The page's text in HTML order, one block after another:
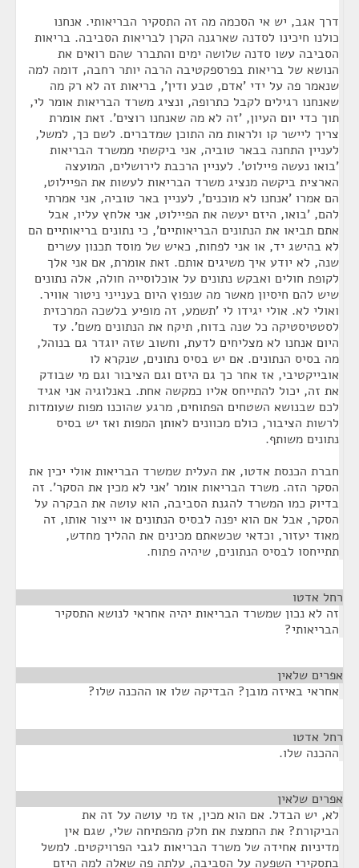
דרך אגב, יש אי הסכמה מה זה התסקיר הבריאותי. אנחנו
כולנו חיכינו לסדנה שארגנה הקרן לבריאות הסביבה. בריאות
הסביבה עשו סדנה שלושה ימים והתברר שהם רואים את
הנושא של בריאות בפרספקטיבה הרבה יותר רחבה, דומה למה
שנאמר פה על ידי 'אדם, טבע ודין', בריאות זה לא רק מה
שאנחנו רגילים לקבל כתרופה, ונציג משרד הבריאות אומר לי,
תוך כדי יום העיון, 'זה לא מה שאנחנו רוצים'. זאת אומרת
צריך ליישר קו ולראות מה התוכן שמדברים. לשם כך, למשל,
לעניין התחנה בבאר טוביה, אני ביקשתי ממשרד הבריאות
'בואו נעשה פיילוט'. לעניין הרכבת לירושלים, המועצה
הארצית ביקשה מנציג משרד הבריאות לעשות את הפיילוט,
הם אמרו 'אנחנו לא מוכנים', לעניין באר טוביה, אני אמרתי
להם, 'בואו, היזם יעשה את הפיילוט, אני אלחץ עליו, אבל
אתם תביאו את הנתונים הבריאותיים', כי נתונים בריאותיים הם
לא בהישג יד, או אני לפחות, כאיש של מוסד תכנון עשרים
שנה, לא יודע איך משיגים אותם. זאת אומרת, אם אני אלך
לקופת חולים ואבקש נתונים על אוכלוסייה חולה, אלה נתונים
שיש להם חיסיון מאשר מה שנפוץ היום בענייני ניטור אוויר.
ואולי לא. אולי יגידו לי 'תשמע, זה מופיע בלשכה המרכזית
לסטטיסטיקה כל שנה בדוח, תיקח את הנתונים משם'. עד
היום אנחנו לא מצליחים לדעת, וחשוב שזה יוגדר גם בנוהל,
מה בסיס הנתונים. אם יש בסיס נתונים, שנקרא לו
אובייקטיבי, אז אחר כך גם היזם וגם הציבור וגם מי שבודק
את זה, יכול להתייחס אליו כמקשה אחת. באנלוגיה אני אגיד
לכם שבנושא השטחים הפתוחים, מרגע שהוכנו מפות שעומדות
לרשות הציבור, כולם מכוונים לאותן המפות ואז יש בסיס
נתונים משותף.
חברת הכנסת אדטו, את העלית שמשרד הבריאות אולי יכין את
הסקר הזה. משרד הבריאות אומר 'אני לא מכין את הסקר'. זה
בדיוק כמו המשרד להגנת הסביבה, הוא עושה את הבקרה על
הסקר, אבל אם הוא יפנה לבסיס הנתונים או ייצור אותו, זה
מאוד יעזור, וכדאי שכשאתם מכינים את ההליך מחדש,
תתייחסו לבסיס הנתונים, שיהיה פתוח.
רחל אדטו
זה לא נכון שמשרד הבריאות יהיה אחראי לנושא התסקיר
הבריאותי?
אפרים שלאין
אחראי באיזה מובן? הבדיקה שלו או ההכנה שלו?
רחל אדטו
ההכנה שלו.
אפרים שלאין
לא, יש הבדל. אם הוא מכין, אז מי עושה על זה את
הביקורת? את החמצת את חלק מהפתיחה שלי, שגם אין
מדיניות אחידה של משרד הבריאות לגבי הפרויקטים. למשל
בתסקירי השפעה על הסביבה, עלתה פה שאלה למה היזם